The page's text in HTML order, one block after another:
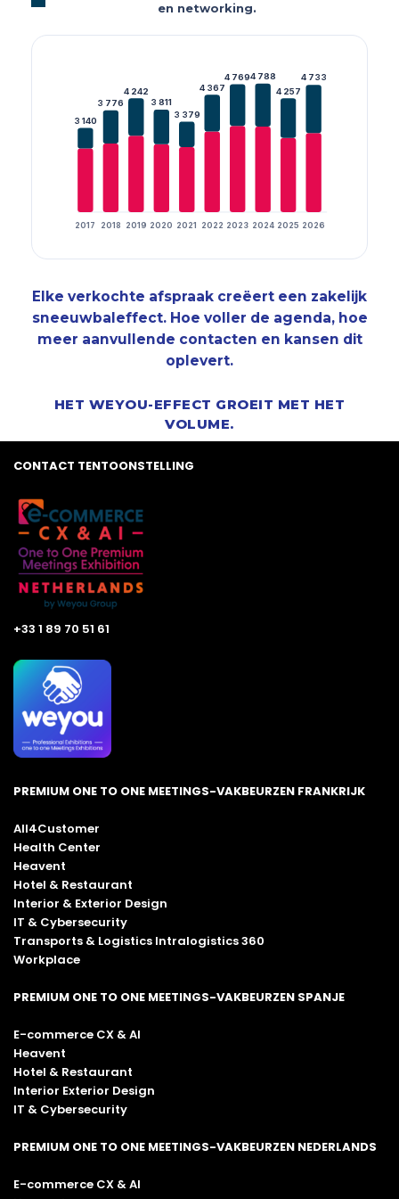
en networking.
3 140
2017
3 776
2018
4 242
2019
3 811
2020
3 379
2021
4 367
2022
4 769
2023
4 788
2024
4 257
2025
4 733
2026
Elke verkochte afspraak creëert een zakelijk
sneeuwbaleffect. Hoe voller de agenda, hoe
meer aanvullende contacten en kansen dit
oplevert.
HET WEYOU-EFFECT GROEIT MET HET
VOLUME.
CONTACT TENTOONSTELLING
+33 1 89 70 51 61
PREMIUM ONE TO ONE MEETINGS-VAKBEURZEN FRANKRIJK
All4Customer
Health Center
Heavent
Hotel & Restaurant
Interior & Exterior Design
IT & Cybersecurity
Transports & Logistics Intralogistics 360
Workplace
PREMIUM ONE TO ONE MEETINGS-VAKBEURZEN SPANJE
E-commerce CX & AI
Heavent
Hotel & Restaurant
Interior Exterior Design
IT & Cybersecurity
PREMIUM ONE TO ONE MEETINGS-VAKBEURZEN NEDERLANDS
E-commerce CX & AI